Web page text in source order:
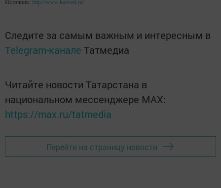
Источник: http://www.kazved.ru/
Следите за самым важным и интересным в
Telegram-канале Татмедиа
Читайте новости Татарстана в
национальном мессенджере MАХ:
https://max.ru/tatmedia
Перейти на страницу новости